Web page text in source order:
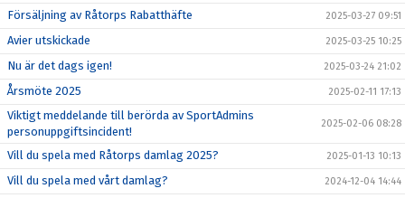
Försäljning av Råtorps Rabatthäfte 2025-03-27 09:51
Avier utskickade 2025-03-25 10:25
Nu är det dags igen! 2025-03-24 21:02
Årsmöte 2025 2025-02-11 17:13
Viktigt meddelande till berörda av SportAdmins
personuppgiftsincident!
2025-02-06 08:28
Vill du spela med Råtorps damlag 2025? 2025-01-13 10:13
Vill du spela med vårt damlag? 2024-12-04 14:44